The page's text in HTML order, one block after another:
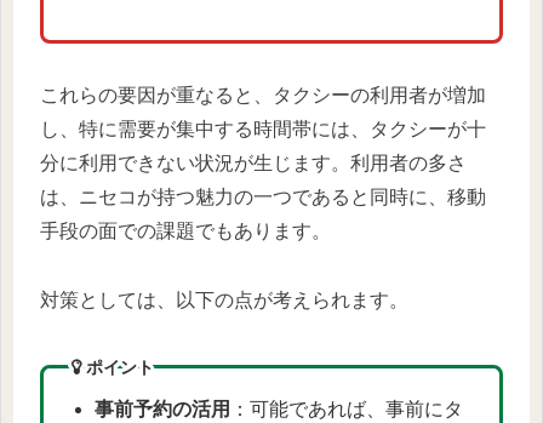
これらの要因が重なると、タクシーの利用者が増加
し、特に需要が集中する時間帯には、タクシーが十
分に利用できない状況が生じます。利用者の多さ
は、ニセコが持つ魅力の一つであると同時に、移動
手段の面での課題でもあります。
対策としては、以下の点が考えられます。
ポイント
事前予約の活用 ：可能であれば、事前にタ